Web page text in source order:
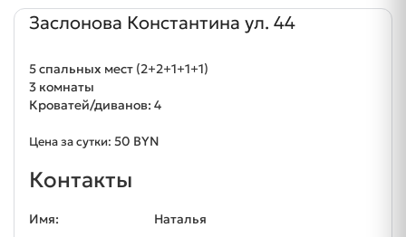
Заслонова Константина ул. 44
5 спальных мест (2+2+1+1+1)
3 комнаты
Кроватей/диванов: 4
Цена за сутки: 50 BYN
Контакты
Имя:
Наталья